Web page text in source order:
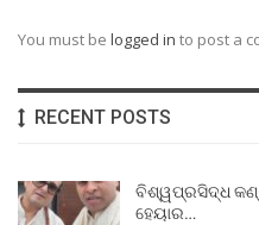
You must be logged in to post a
RECENT POSTS
ବିଶ୍ୱପ୍ରସିଦ୍ଧ
ହେୟାର…